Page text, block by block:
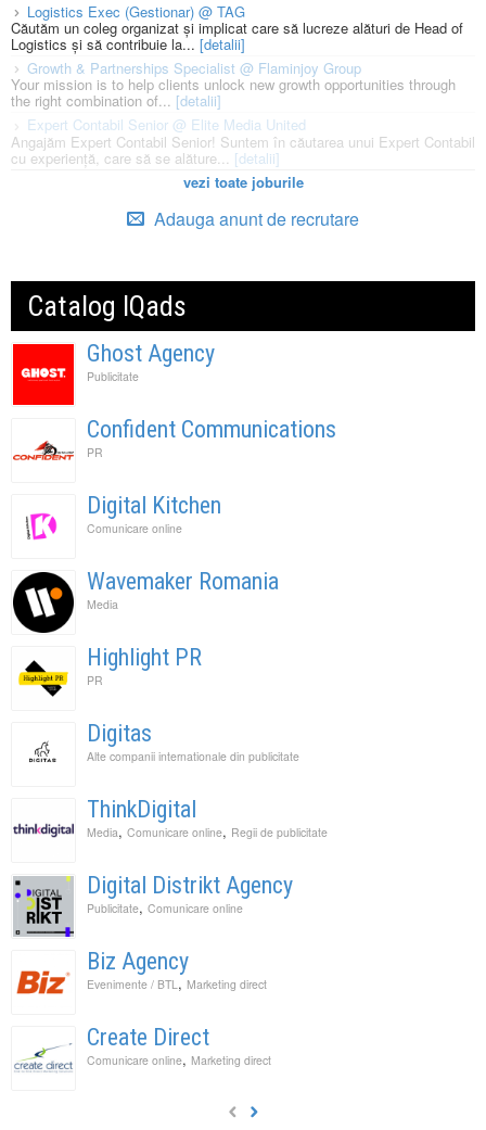
Logistics Exec (Gestionar) @ TAG
Căutăm un coleg organizat și implicat care să lucreze alături de Head of
Logistics și să contribuie la... [detalii]
Growth & Partnerships Specialist @ Flaminjoy Group
Your mission is to help clients unlock new growth opportunities through
the right combination of... [detalii]
Expert Contabil Senior @ Elite Media United
Angajăm Expert Contabil Senior! Suntem în căutarea unui Expert Contabil
cu experiență, care să se alăture... [detalii]
vezi toate joburile
Adauga anunt de recrutare
Catalog IQads
Ghost Agency
Publicitate
Confident Communications
PR
Digital Kitchen
Comunicare online
Wavemaker Romania
Media
Highlight PR
PR
Digitas
Alte companii internationale din publicitate
ThinkDigital
Media, Comunicare online, Regii de publicitate
Digital Distrikt Agency
Publicitate, Comunicare online
Biz Agency
Evenimente / BTL , Marketing direct
Create Direct
Comunicare online, Marketing direct